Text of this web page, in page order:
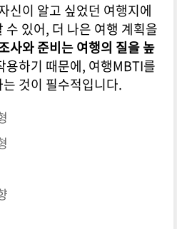
신이 알고 싶었던 여행지에
수 있어, 더 나은 여행 계획을
사와 준비는 여행의 질을 높
용하기 때문에, 여행MBTI를
것이 필수적입니다.